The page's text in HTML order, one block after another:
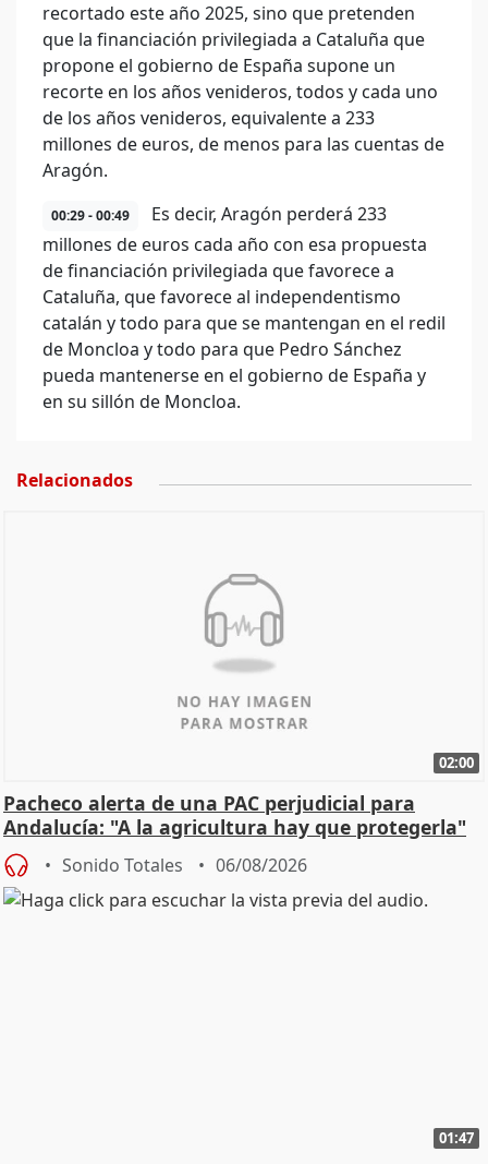
recortado este año 2025, sino que pretenden
que la financiación privilegiada a Cataluña que
propone el gobierno de España supone un
recorte en los años venideros, todos y cada uno
de los años venideros, equivalente a 233
millones de euros, de menos para las cuentas de
Aragón.
00:29 - 00:49
Es decir, Aragón perderá 233
millones de euros cada año con esa propuesta
de financiación privilegiada que favorece a
Cataluña, que favorece al independentismo
catalán y todo para que se mantengan en el redil
de Moncloa y todo para que Pedro Sánchez
pueda mantenerse en el gobierno de España y
en su sillón de Moncloa.
Relacionados
02:00
Pacheco alerta de una PAC perjudicial para
Andalucía: "A la agricultura hay que protegerla"
Sonido Totales 06/08/2026
01:47